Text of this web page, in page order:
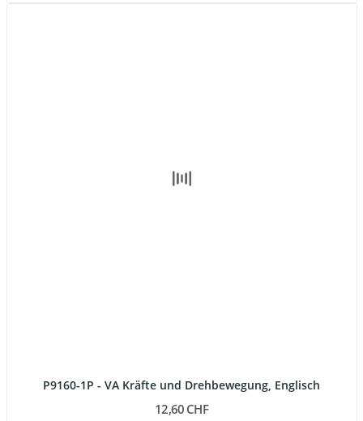
P9160-1P - VA Kräfte und Drehbewegung, Englisch
12,60 CHF